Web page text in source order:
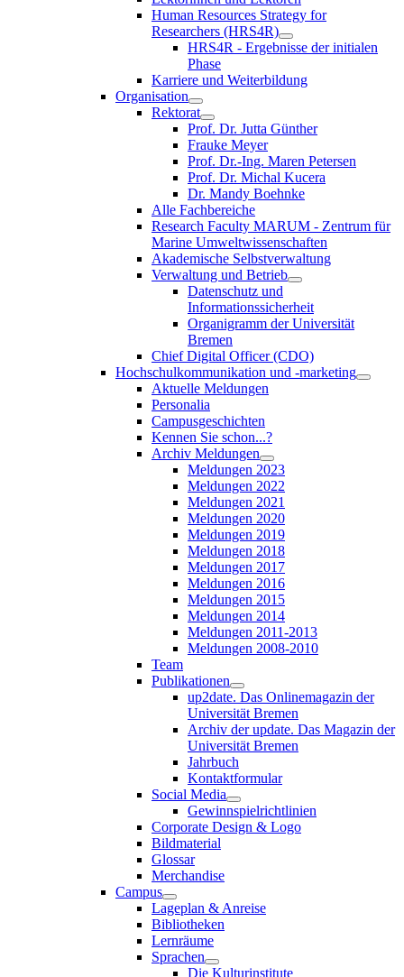
Human Resources Strategy for
Researchers (HRS4R)
HRS4R - Ergebnisse der initialen
Phase
Karriere und Weiterbildung
Organisation
Rektorat
Prof. Dr. Jutta Günther
Frauke Meyer
Prof. Dr.-Ing. Maren Petersen
Prof. Dr. Michal Kucera
Dr. Mandy Boehnke
Alle Fachbereiche
Research Faculty MARUM - Zentrum für
Marine Umweltwissenschaften
Akademische Selbstverwaltung
Verwaltung und Betrieb
Datenschutz und
Informationssicherheit
Organigramm der Universität
Bremen
Chief Digital Officer (CDO)
Hochschulkommunikation und -marketing
Aktuelle Meldungen
Personalia
Campusgeschichten
Kennen Sie schon...?
Archiv Meldungen
Meldungen 2023
Meldungen 2022
Meldungen 2021
Meldungen 2020
Meldungen 2019
Meldungen 2018
Meldungen 2017
Meldungen 2016
Meldungen 2015
Meldungen 2014
Meldungen 2011-2013
Meldungen 2008-2010
Team
Publikationen
up2date. Das Onlinemagazin der
Universität Bremen
Archiv der update. Das Magazin der
Universität Bremen
Jahrbuch
Kontaktformular
Social Media
Gewinnspielrichtlinien
Corporate Design & Logo
Bildmaterial
Glossar
Merchandise
Campus
Lageplan & Anreise
Bibliotheken
Lernräume
Sprachen
Die Kulturinstitute